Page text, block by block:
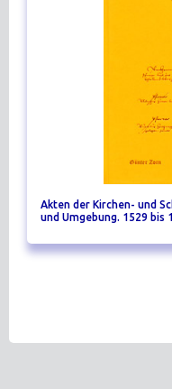
Akten der Kirchen- und
und Umgebung. 1529 bis